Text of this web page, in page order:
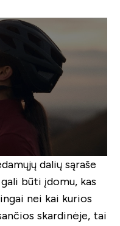
dalių sąraše
būti įdomu, kas
nei kai kurios
skardinėje, tai